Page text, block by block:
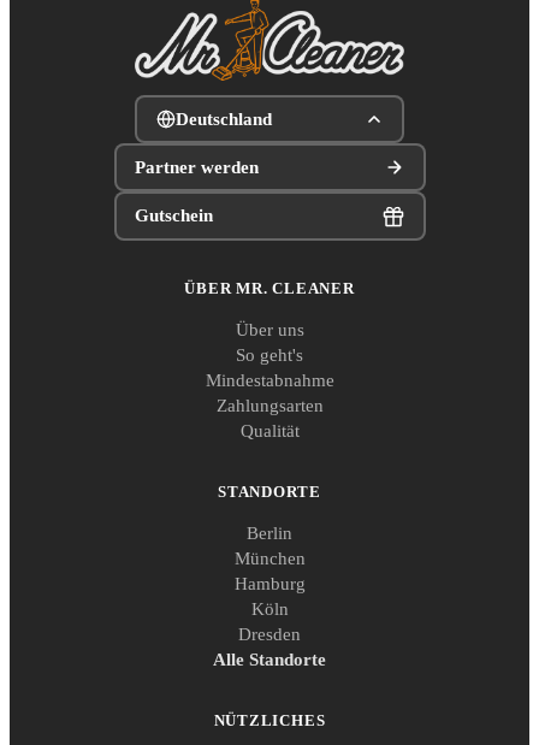
Deutschland
Partner werden
Gutschein
ÜBER MR. CLEANER
Über uns
So geht's
Mindestabnahme
Zahlungsarten
Qualität
STANDORTE
Berlin
München
Hamburg
Köln
Dresden
Alle Standorte
NÜTZLICHES